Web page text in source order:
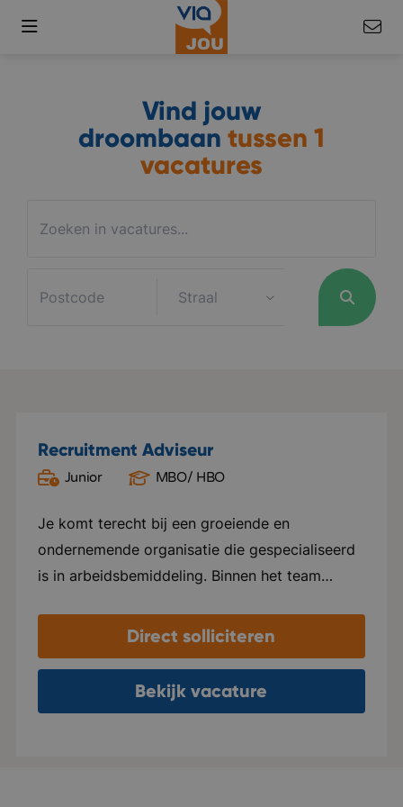
Vind jouw
droombaan tussen 1
vacatures
Recruitment Adviseur
Junior
MBO/ HBO
Je komt terecht bij een groeiende en
ondernemende organisatie die gespecialiseerd
is in arbeidsbemiddeling. Binnen het team
collega's nauw samenwerken, elkaar helpen en
successen samen vieren. Er is veel ruimte voor
eigen initiatief en persoonlijke groei. Je krijgt
de vrijheid om je eigen manier van werken te
Direct solliciteren
Bekijk vacature